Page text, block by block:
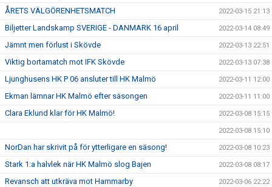
ÅRETS VÄLGÖRENHETSMATCH 2022-03-15 21:13
Biljetter Landskamp SVERIGE - DANMARK 16 april 2022-03-14 08:49
Jämnt men förlust i Skövde 2022-03-13 22:51
Viktig bortamatch mot IFK Skövde 2022-03-13 07:38
Ljunghusens HK P 06 ansluter till HK Malmö 2022-03-11 12:00
Ekman lämnar HK Malmö efter säsongen 2022-03-11 11:00
Clara Eklund klar för HK Malmö! 2022-03-08 15:15
2022-03-08 15:10
NorDan har skrivit på för ytterligare en säsong! 2022-03-08 10:23
Stark 1:a halvlek när HK Malmö slog Bajen 2022-03-08 08:17
Revansch att utkräva mot Hammarby 2022-03-06 22:22